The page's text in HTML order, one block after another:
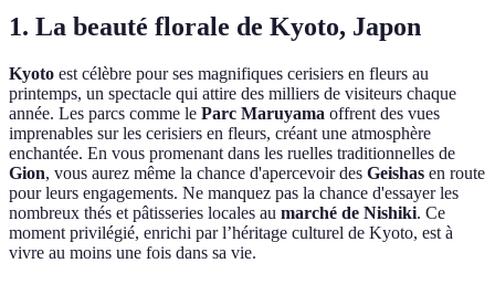
1. La beauté florale de Kyoto, Japon
Kyoto est célèbre pour ses magnifiques cerisiers en fleurs au
printemps, un spectacle qui attire des milliers de visiteurs chaque
année. Les parcs comme le Parc Maruyama offrent des vues
imprenables sur les cerisiers en fleurs, créant une atmosphère
enchantée. En vous promenant dans les ruelles traditionnelles de
Gion, vous aurez même la chance d'apercevoir des Geishas en route
pour leurs engagements. Ne manquez pas la chance d'essayer les
nombreux thés et pâtisseries locales au marché de Nishiki. Ce
moment privilégié, enrichi par l’héritage culturel de Kyoto, est à
vivre au moins une fois dans sa vie.